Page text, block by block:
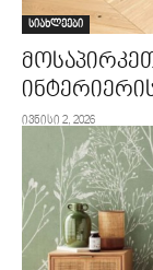
სიახლეები
ივნისი 2, 2026